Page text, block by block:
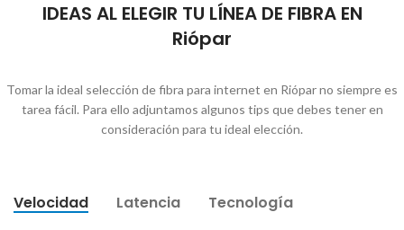
IDEAS AL ELEGIR TU LÍNEA DE FIBRA EN
Riópar
Tomar la ideal selección de fibra para internet en Riópar no siempre es
tarea fácil. Para ello adjuntamos algunos tips que debes tener en
consideración para tu ideal elección.
Velocidad Latencia
Tecnología